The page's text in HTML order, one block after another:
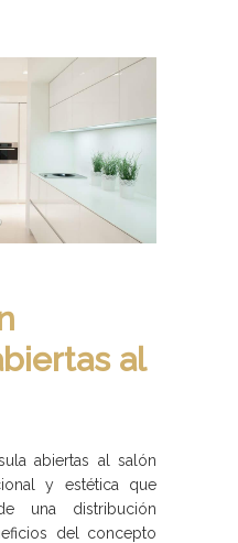
al
abiertas al salón
y estética que
una distribución
del concepto